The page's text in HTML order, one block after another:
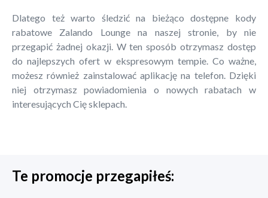
Dlatego też warto śledzić na bieżąco dostępne kody
rabatowe Zalando Lounge na naszej stronie, by nie
przegapić żadnej okazji. W ten sposób otrzymasz dostęp
do najlepszych ofert w ekspresowym tempie. Co ważne,
możesz również zainstalować aplikację na telefon. Dzięki
niej otrzymasz powiadomienia o nowych rabatach w
interesujących Cię sklepach.
Te promocje przegapiłeś: